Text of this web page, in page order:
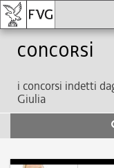
Concorsi
i concorsi indetti
Giulia